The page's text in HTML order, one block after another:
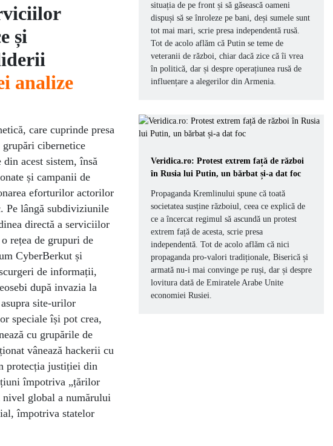
și
analize
care cuprinde presa
cibernetice
acest sistem, însă
și campanii de
eforturilor actorilor
Pe lângă subdiviziunile
directă a serviciilor
rețea de grupuri de
CyberBerkut și
de informații,
după invazia la
site-urilor
speciale își pot crea,
cu grupările de
vânează hackerii cu
protecția justiției din
împotriva „țărilor
nivel global a numărului
împotriva statelor
situația de pe front și să găsească oameni
dispuși să se înroleze pe bani, deși sumele sunt
tot mai mari, scrie presa independentă rusă.
Tot de acolo aflăm că Putin se teme de
veteranii de război, chiar dacă zice că îi vrea
în politică, dar și despre operațiunea rusă de
influențare a alegerilor din Armenia.
Veridica.ro: Protest extrem față de război
în Rusia lui Putin, un bărbat și-a dat foc
Propaganda Kremlinului spune că toată
societatea susține războiul, ceea ce explică de
ce a încercat regimul să ascundă un protest
extrem față de acesta, scrie presa
independentă. Tot de acolo aflăm că nici
propaganda pro-valori tradiționale, Biserică și
armată nu-i mai convinge pe ruși, dar și despre
lovitura dată de Emiratele Arabe Unite
economiei Rusiei.